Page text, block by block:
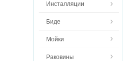
Инсталляции
Биде
Мойки
Раковины